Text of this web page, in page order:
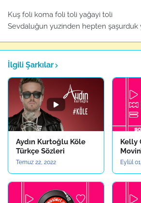
Kuş foli koma foli toli yağayi toli
Sevdaluğun yuzinden hepten şaşurduk
İlgili Şarkılar
Aydın Kurtoğlu Köle
Türkçe Sözleri
Temuz 22, 2022
Kelly
Eylül